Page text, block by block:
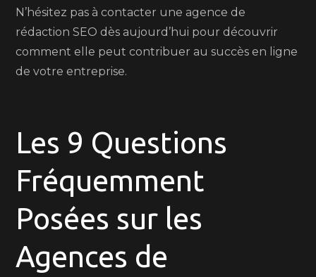
N’hésitez pas à contacter une agence de
rédaction SEO dès aujourd’hui pour découvrir
comment elle peut contribuer au succès en ligne
de votre entreprise.
Les 9 Questions
Fréquemment
Posées sur les
Agences de